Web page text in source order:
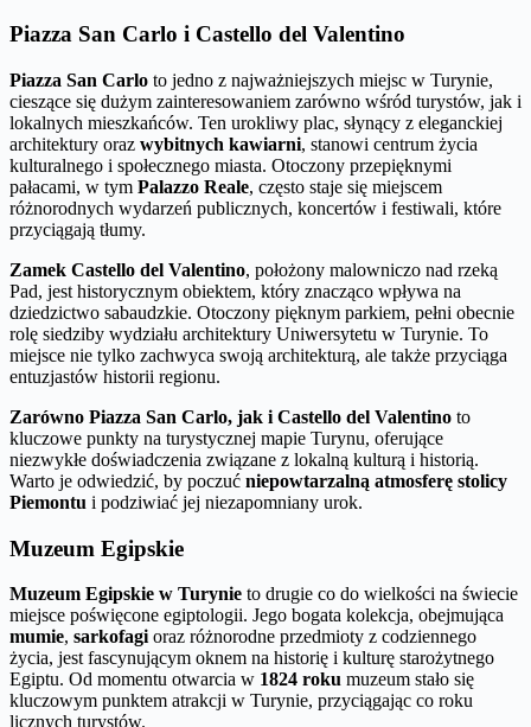
Piazza San Carlo i Castello del Valentino
Piazza San Carlo to jedno z najważniejszych miejsc w Turynie,
cieszące się dużym zainteresowaniem zarówno wśród turystów, jak i
lokalnych mieszkańców. Ten urokliwy plac, słynący z eleganckiej
architektury oraz wybitnych kawiarni, stanowi centrum życia
kulturalnego i społecznego miasta. Otoczony przepięknymi
pałacami, w tym Palazzo Reale, często staje się miejscem
różnorodnych wydarzeń publicznych, koncertów i festiwali, które
przyciągają tłumy.
Zamek Castello del Valentino, położony malowniczo nad rzeką
Pad, jest historycznym obiektem, który znacząco wpływa na
dziedzictwo sabaudzkie. Otoczony pięknym parkiem, pełni obecnie
rolę siedziby wydziału architektury Uniwersytetu w Turynie. To
miejsce nie tylko zachwyca swoją architekturą, ale także przyciąga
entuzjastów historii regionu.
Zarówno Piazza San Carlo, jak i Castello del Valentino to
kluczowe punkty na turystycznej mapie Turynu, oferujące
niezwykłe doświadczenia związane z lokalną kulturą i historią.
Warto je odwiedzić, by poczuć niepowtarzalną atmosferę stolicy
Piemontu i podziwiać jej niezapomniany urok.
Muzeum Egipskie
Muzeum Egipskie w Turynie to drugie co do wielkości na świecie
miejsce poświęcone egiptologii. Jego bogata kolekcja, obejmująca
mumie, sarkofagi oraz różnorodne przedmioty z codziennego
życia, jest fascynującym oknem na historię i kulturę starożytnego
Egiptu. Od momentu otwarcia w 1824 roku muzeum stało się
kluczowym punktem atrakcji w Turynie, przyciągając co roku
licznych turystów.